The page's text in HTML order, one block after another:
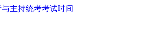
主持统考考试时间